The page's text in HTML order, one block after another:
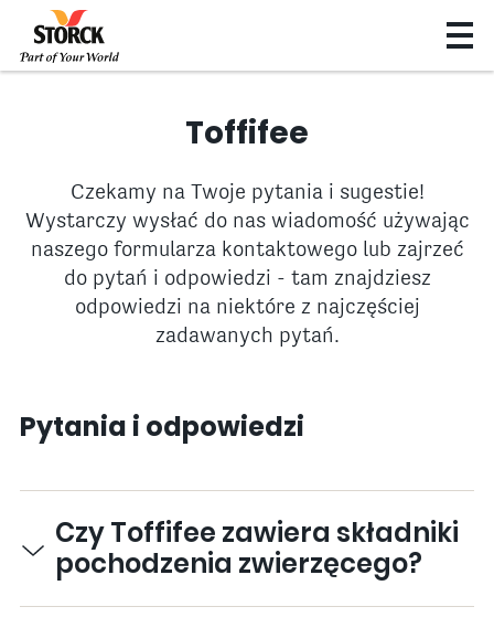
Toffifee
Czekamy na Twoje pytania i sugestie!
Wystarczy wysłać do nas wiadomość używając
naszego formularza kontaktowego lub zajrzeć
do pytań i odpowiedzi - tam znajdziesz
odpowiedzi na niektóre z najczęściej
zadawanych pytań.
Pytania i odpowiedzi
Czy Toffifee zawiera składniki
pochodzenia zwierzęcego?